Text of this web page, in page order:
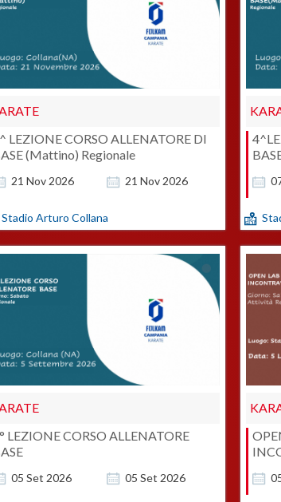
21 Nov 2026 21 Nov 2026
LEZIONE CORSO ALLENATORE DI
(Mattino) Regionale
Stadio Arturo Collana
05 Set 2026 05 Set 2026
LEZIONE CORSO ALLENATORE